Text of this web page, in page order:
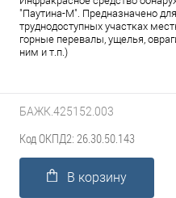
"Паутина-М". Предназначено
труднодоступных участках
горные перевалы, ущелья,
ним и т.п.)
БАЖК.425152.003
Код ОКПД2: 26.30.50.143
В корзину